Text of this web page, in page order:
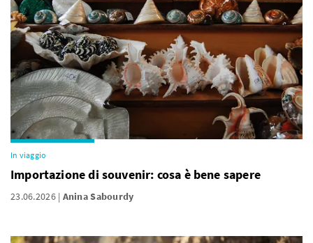
In viaggio
Importazione di souvenir: cosa è bene sapere
23.06.2026 Anina Sabourdy